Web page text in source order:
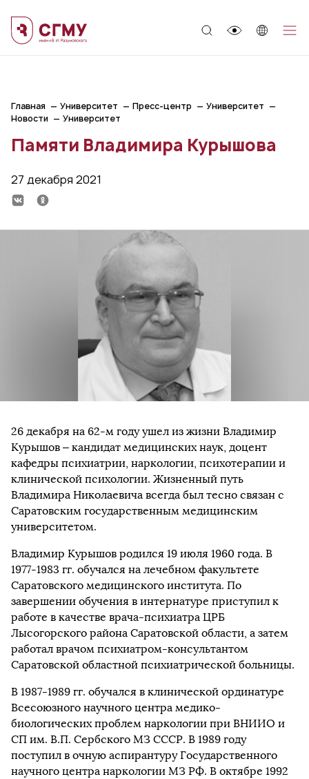
Главная Университет Пресс-центр
Университет
Новости
Университет
Памяти Владимира Курышова
27 декабря 2021
26 декабря на 62-м году ушел из жизни Владимир
Курышов – кандидат медицинских наук, доцент
кафедры психиатрии, наркологии, психотерапии и
клинической психологии. Жизненный путь
Владимира Николаевича всегда был тесно связан с
Саратовским государственным медицинским
университетом.
Владимир Курышов родился 19 июля 1960 года. В
1977-1983 гг. обучался на лечебном факультете
Саратовского медицинского института. По
завершении обучения в интернатуре приступил к
работе в качестве врача-психиатра ЦРБ
Лысогорского района Саратовской области, а затем
работал врачом психиатром-консультантом
Саратовской областной психиатрической больницы.
В 1987-1989 гг. обучался в клинической ординатуре
Всесоюзного научного центра медико-
биологических проблем наркологии при ВНИИО и
СП им. В.П. Сербского МЗ СССР. В 1989 году
поступил в очную аспирантуру Государственного
научного центра наркологии МЗ РФ. В октябре 1992